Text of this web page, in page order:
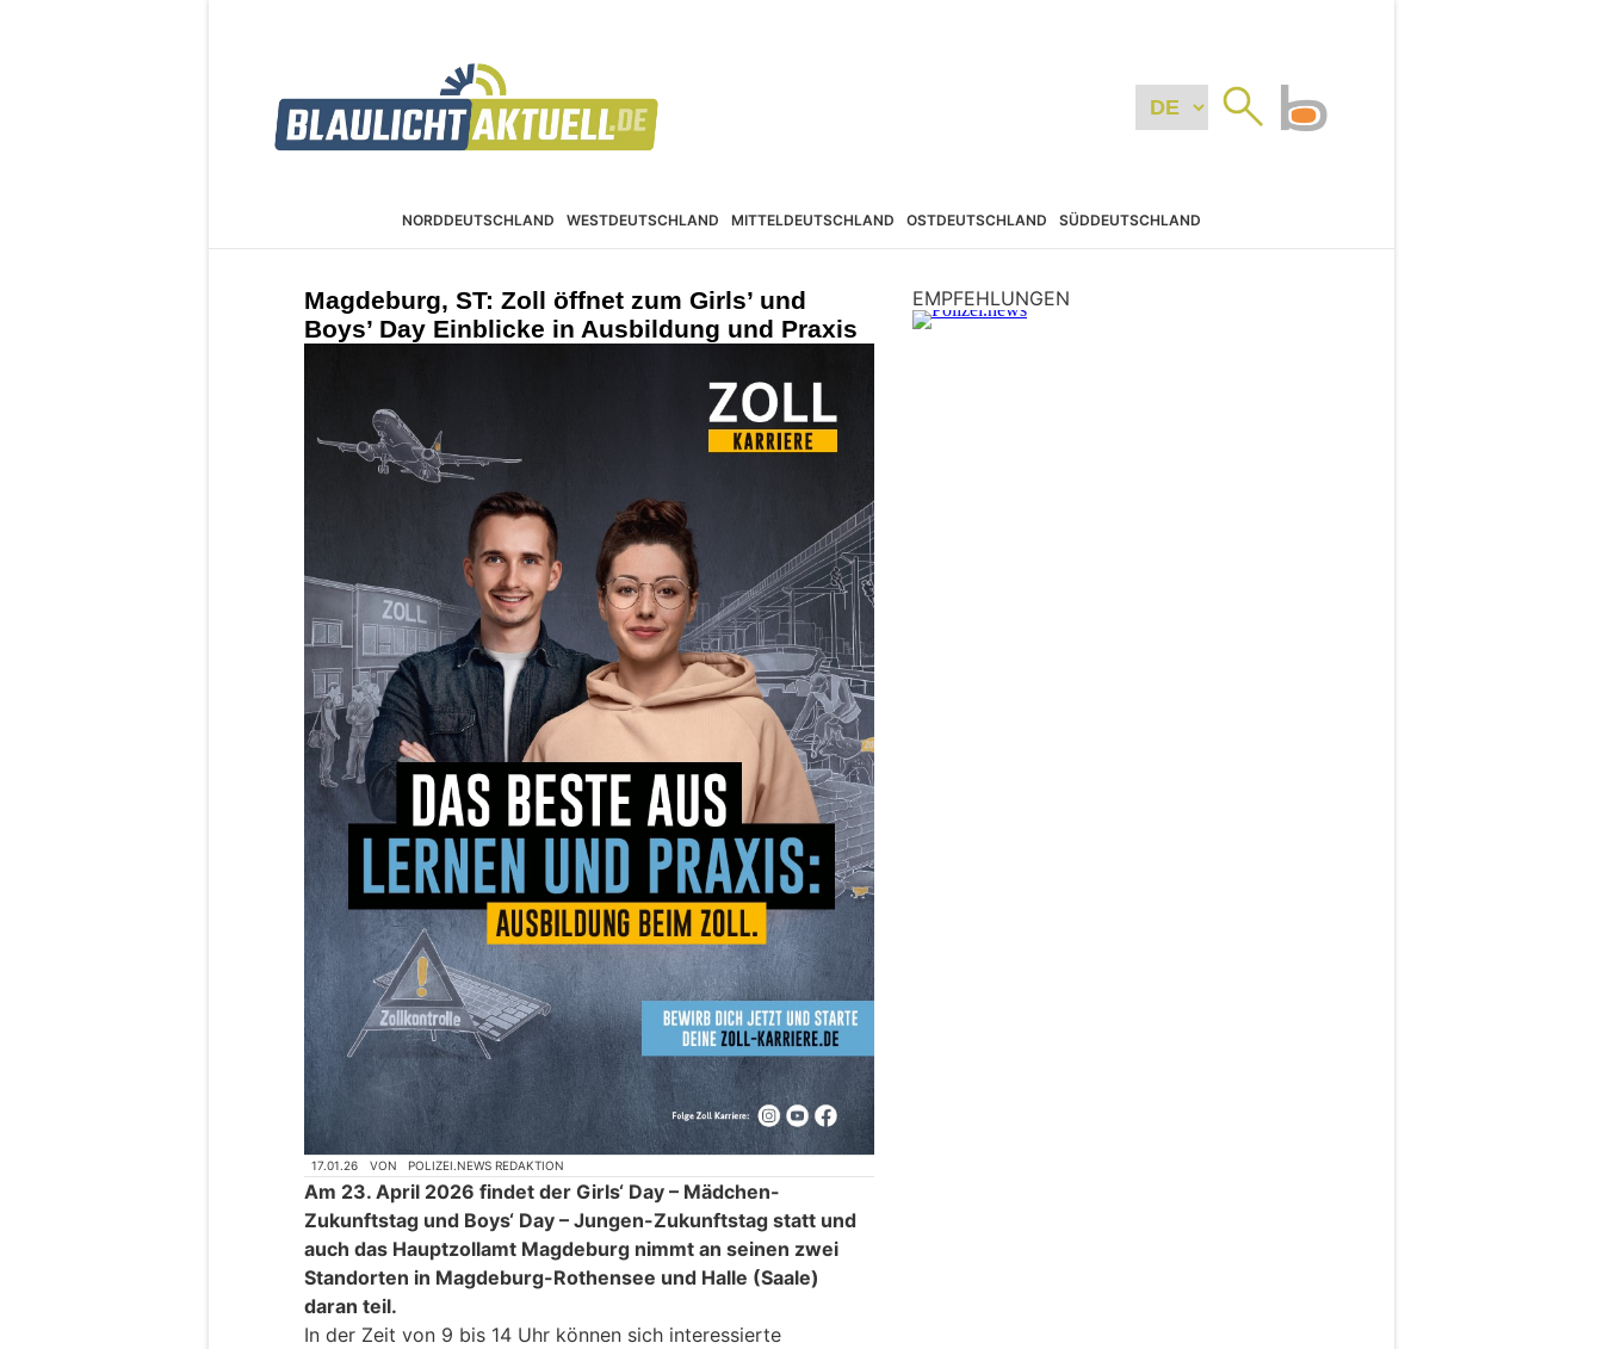
NORDDEUTSCHLAND WESTDEUTSCHLAND MITTELDEUTSCHLAND OSTDEUTSCHLAND SÜDDEUTSCHLAND
Magdeburg, ST: Zoll öffnet zum Girls’ und
Boys’ Day Einblicke in Ausbildung und Praxis
17.01.26 VON POLIZEI.NEWS REDAKTION
Am 23. April 2026 findet der Girls‘ Day – Mädchen-
Zukunftstag und Boys‘ Day – Jungen-Zukunftstag statt und
auch das Hauptzollamt Magdeburg nimmt an seinen zwei
Standorten in Magdeburg-Rothensee und Halle (Saale)
daran teil.
In der Zeit von 9 bis 14 Uhr können sich interessierte
EMPFEHLUNGEN